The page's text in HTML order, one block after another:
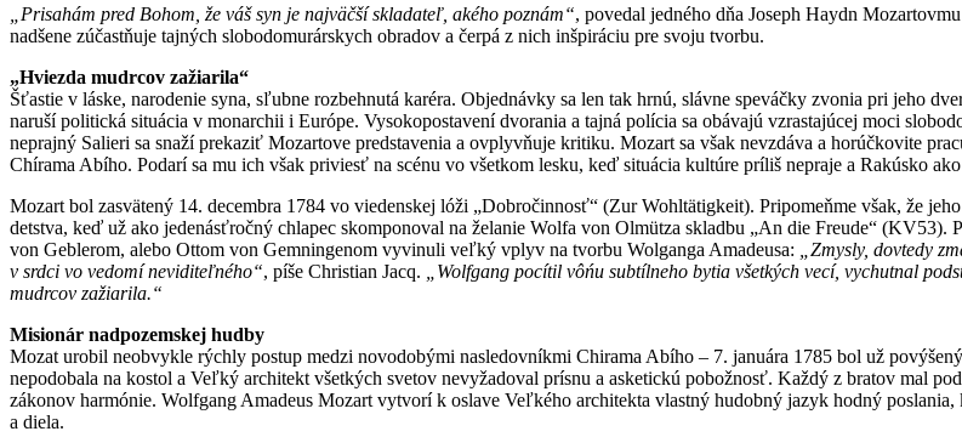
„Prisahám pred Bohom, že váš syn je najväčší skladateľ, akého poznám“, povedal jedného dňa Joseph Haydn
nadšene zúčastňuje tajných slobodomurárskych obradov a čerpá z nich inšpiráciu pre svoju tvorbu.
„Hviezda mudrcov zažiarila“
Šťastie v láske, narodenie syna, sľubne rozbehnutá karéra. Objednávky sa len tak hrnú, slávne speváčky zvonia pri jeho
naruší politická situácia v monarchii i Európe. Vysokopostavení dvorania a tajná polícia sa obávajú vzrastajúcej moci
neprajný Salieri sa snaží prekaziť Mozartove predstavenia a ovplyvňuje kritiku. Mozart sa však nevzdáva a horúčkovite
Chírama Abího. Podarí sa mu ich však priviesť na scénu vo všetkom lesku, keď situácia kultúre príliš nepraje a Rakúsko
Mozart bol zasvätený 14. decembra 1784 vo viedenskej lóži „Dobročinnosť“ (Zur Wohltätigkeit). Pripomeňme však, že
detstva, keď už ako jedenásťročný chlapec skomponoval na želanie Wolfa von Olmütza skladbu „An die Freude“
von Geblerom, alebo Ottom von Gemningenom vyvinuli veľký vplyv na tvorbu Wolganga Amadeusa:
„Zmysly, dovtedy
v srdci vo vedomí neviditeľného“, píše Christian Jacq.
„Wolfgang pocítil vôńu subtílneho bytia všetkých vecí, vychutnal
mudrcov zažiarila.“
Misionár nadpozemskej hudby
Mozat urobil neobvykle rýchly postup medzi novodobými nasledovníkmi Chirama Abího – 7. januára 1785 bol už
nepodobala na kostol a Veľký architekt všetkých svetov nevyžadoval prísnu a asketickú pobožnosť. Každý z bratov mal
zákonov harmónie. Wolfgang Amadeus Mozart vytvorí k oslave Veľkého architekta vlastný hudobný jazyk hodný
a diela.